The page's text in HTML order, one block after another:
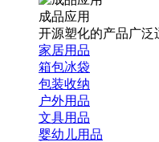
成品应用
开源塑化的产品广泛
家居用品
箱包冰袋
包装收纳
户外用品
文具用品
婴幼儿用品